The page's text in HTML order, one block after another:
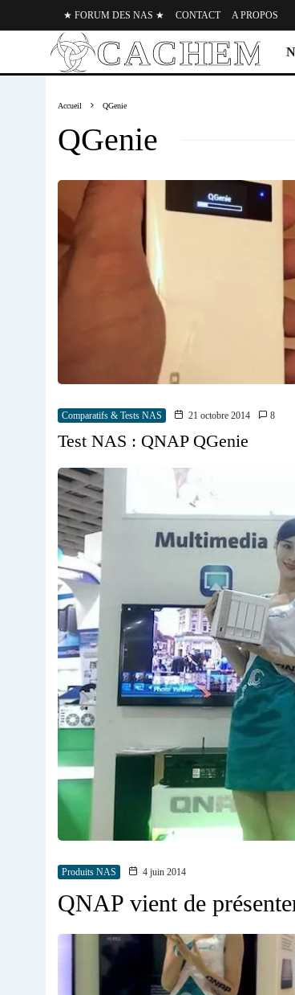
★ FORUM DES NAS ★ CONTACT A PROPOS
Accueil QGenie
QGenie
Comparatifs & Tests NAS 21 octobre 2014 8
Test NAS : QNAP QGenie
Produits NAS 4 juin 2014
QNAP vient de